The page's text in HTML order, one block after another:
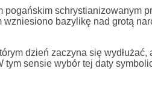
schrystianizowanym
bazylikę nad grotą
dzień zaczyna się wydłużać,
sensie wybór tej daty